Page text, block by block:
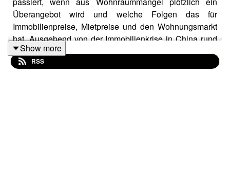
Überangebot wird und welche Folgen das für
Immobilienpreise, Mietpreise und den Wohnungsmarkt
hat. Ausgehend von der Immobilienkrise in China rund
um Konzerne wie Evergrande, über fallende Mieten in
Dallas und Austin in Texas bis hin zu sehr selektiven
Show more
RSS